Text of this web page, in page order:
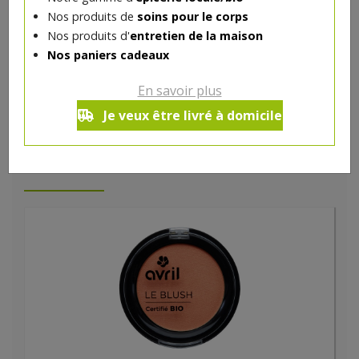
Nos produits de soins pour le corps
Nos produits d'entretien de la maison
Nos paniers cadeaux
En savoir plus
Je veux être livré à domicile
- 1 pc
8€
Réception souhaitée le